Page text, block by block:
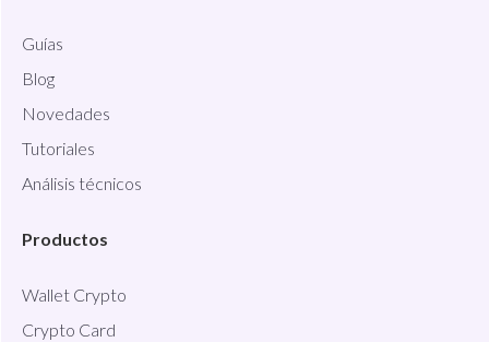
Guías
Blog
Novedades
Tutoriales
Análisis técnicos
Productos
Wallet Crypto
Crypto Card